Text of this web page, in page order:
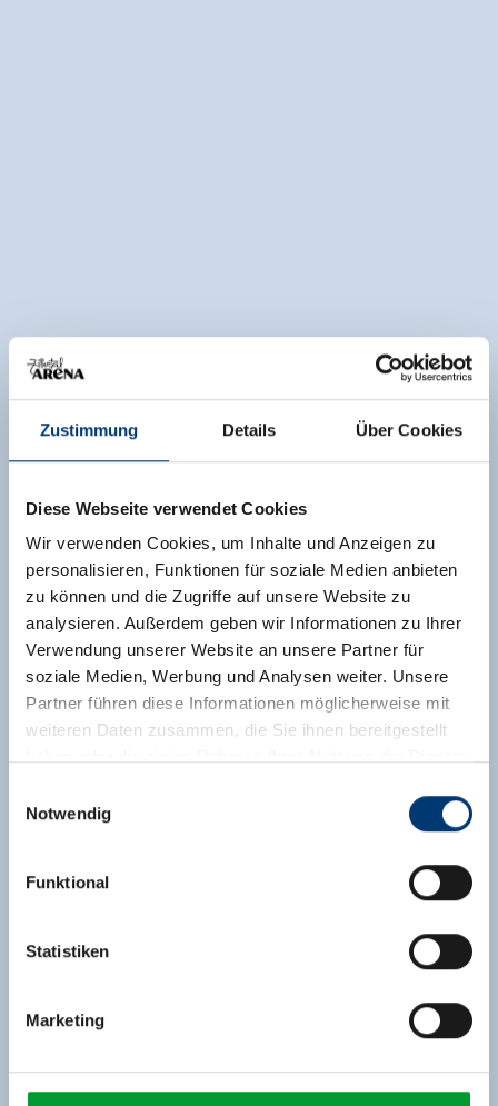
Zustimmung Details Über Cookies
Diese Webseite verwendet Cookies
Wir verwenden Cookies, um Inhalte und Anzeigen zu
personalisieren, Funktionen für soziale Medien anbieten
zu können und die Zugriffe auf unsere Website zu
analysieren. Außerdem geben wir Informationen zu Ihrer
Verwendung unserer Website an unsere Partner für
soziale Medien, Werbung und Analysen weiter. Unsere
Partner führen diese Informationen möglicherweise mit
weiteren Daten zusammen, die Sie ihnen bereitgestellt
Rohr 23// A-6280 Zell am Ziller
www.zillertalarena.com
Notwendig
Funktional
Statistiken
Marketing